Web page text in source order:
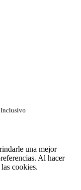
una mejor
Al hacer
cookies.